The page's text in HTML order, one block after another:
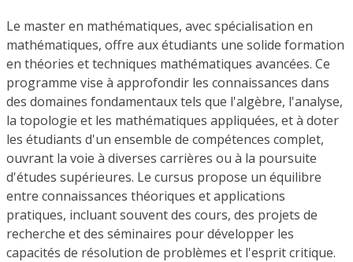
Le master en mathématiques, avec spécialisation en
mathématiques, offre aux étudiants une solide formation
en théories et techniques mathématiques avancées. Ce
programme vise à approfondir les connaissances dans
des domaines fondamentaux tels que l'algèbre, l'analyse,
la topologie et les mathématiques appliquées, et à doter
les étudiants d'un ensemble de compétences complet,
ouvrant la voie à diverses carrières ou à la poursuite
d'études supérieures. Le cursus propose un équilibre
entre connaissances théoriques et applications
pratiques, incluant souvent des cours, des projets de
recherche et des séminaires pour développer les
capacités de résolution de problèmes et l'esprit critique.